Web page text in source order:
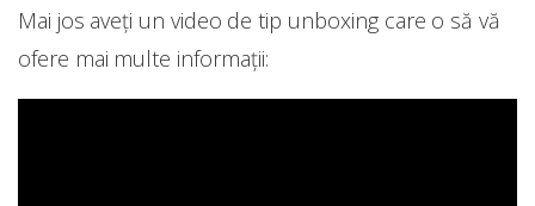
Mai jos aveți un video de tip unboxing care o să vă
ofere mai multe informații: